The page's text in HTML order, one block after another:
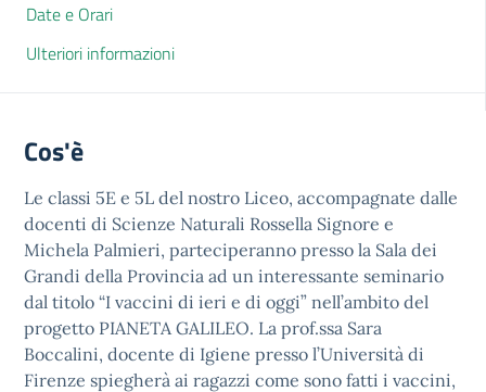
Date e Orari
Ulteriori informazioni
Cos'è
Le classi 5E e 5L del nostro Liceo, accompagnate dalle
docenti di Scienze Naturali Rossella Signore e
Michela Palmieri, parteciperanno presso la Sala dei
Grandi della Provincia ad un interessante seminario
dal titolo “I vaccini di ieri e di oggi” nell’ambito del
progetto PIANETA GALILEO. La prof.ssa Sara
Boccalini, docente di Igiene presso l’Università di
Firenze spiegherà ai ragazzi come sono fatti i vaccini,